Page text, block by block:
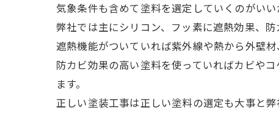
気象条件も含めて塗料を選定していくのがいい
弊社では主にシリコン、フッ素に遮熱効果、
遮熱機能がついていれば紫外線や熱から外壁材
防カビ効果の高い塗料を使っていればカビや
ます。
正しい塗装工事は正しい塗料の選定も大事と弊